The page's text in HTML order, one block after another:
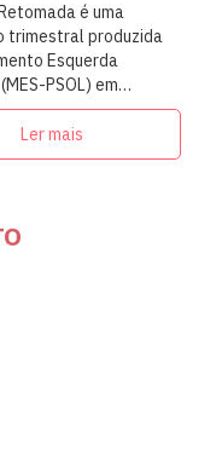
é uma
trimestral produzida
Esquerda
PSOL) em
com intelectuais,
e artistas
Ler mais